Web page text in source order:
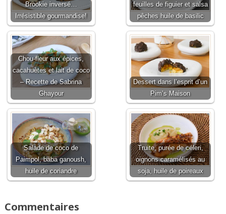
Brookie inversé…
Irrésistible gourmandise!
feuilles de figuier et salsa
pêches huile de basilic
Chou-fleur aux épices,
cacahuètes et lait de coco
– Recette de Sabrina
Ghayour
Dessert dans l’esprit d’un
Pim’s Maison
Salade de coco de
Paimpol, baba ganoush,
huile de coriandre
Truite, purée de céleri,
oignons caramélisés au
soja, huile de poireaux
Commentaires